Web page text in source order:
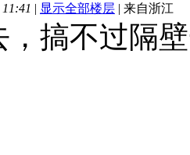
| 显示全部楼层 | 来自浙江
，搞不过隔